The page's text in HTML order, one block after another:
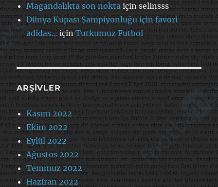
Magandalıkta son nokta içinselinsss
Dünya Kupası Şampiyonluğu için favori
adidas… içinTutkumuz Futbol
ARŞIVLER
Kasım 2022
Ekim 2022
Eylül 2022
Ağustos 2022
Temmuz 2022
Haziran 2022